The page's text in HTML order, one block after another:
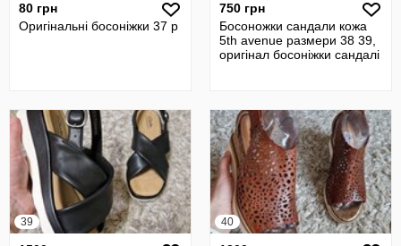
80 грн
Оригінальні босоніжки 37 р
750 грн
Босоножки сандали кожа
5th avenue размери 38 39,
оригінал босоніжки сандалі
39 40